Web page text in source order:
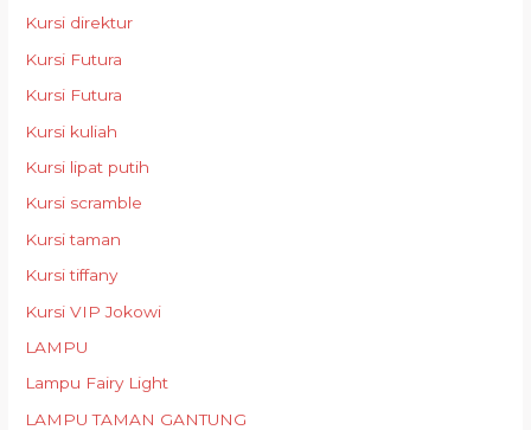
Kursi direktur
Kursi Futura
Kursi Futura
Kursi kuliah
Kursi lipat putih
Kursi scramble
Kursi taman
Kursi tiffany
Kursi VIP Jokowi
LAMPU
Lampu Fairy Light
LAMPU TAMAN GANTUNG